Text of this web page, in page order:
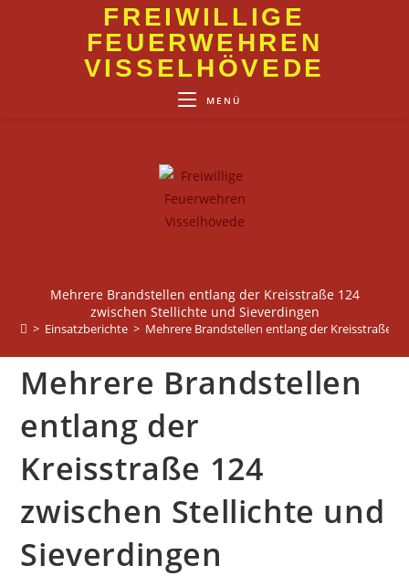
FREIWILLIGE
FEUERWEHREN
VISSELHÖVEDE
MENÜ
Mehrere Brandstellen entlang der Kreisstraße 124
zwischen Stellichte und Sieverdingen
> Einsatzberichte > Mehrere Brandstellen entlang der Kreisstraße
Mehrere Brandstellen
entlang der
Kreisstraße 124
zwischen Stellichte und
Sieverdingen